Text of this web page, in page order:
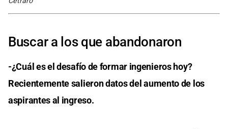
Buscar a los que abandonaron
-¿Cuál es el desafío de formar ingenieros hoy?
Recientemente salieron datos del aumento de los
aspirantes al ingreso.